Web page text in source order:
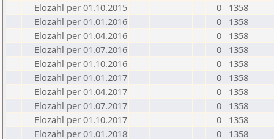
Elozahl per 01.10.2015
0
1358
Elozahl per 01.01.2016
0
1358
Elozahl per 01.04.2016
0
1358
Elozahl per 01.07.2016
0
1358
Elozahl per 01.10.2016
0
1358
Elozahl per 01.01.2017
0
1358
Elozahl per 01.04.2017
0
1358
Elozahl per 01.07.2017
0
1358
Elozahl per 01.10.2017
0
1358
Elozahl per 01.01.2018
0
1358